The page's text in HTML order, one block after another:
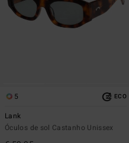
5 ECO
Lank
Óculos de sol Castanho Unissex